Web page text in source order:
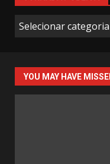
Jornada
Pública
YOU MAY HAVE